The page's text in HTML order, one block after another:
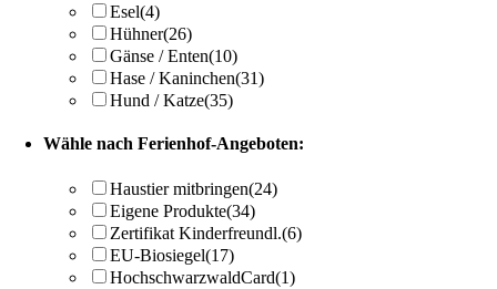
Esel(4)
Hühner(26)
Gänse / Enten(10)
Hase / Kaninchen(31)
Hund / Katze(35)
Wähle nach Ferienhof-Angeboten:
Haustier mitbringen(24)
Eigene Produkte(34)
Zertifikat Kinderfreundl.(6)
EU-Biosiegel(17)
HochschwarzwaldCard(1)